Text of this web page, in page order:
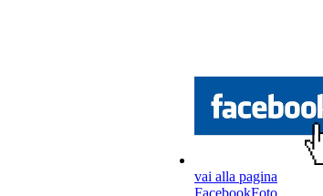
vai alla pagina
FacebookFoto